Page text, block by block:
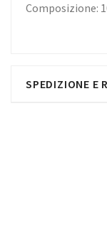
Composizione:
SPEDIZIONE E